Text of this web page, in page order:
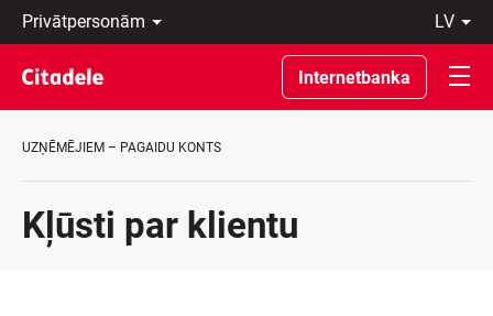
Privātpersonām
Uzņēmumiem
Private
Banking
Par
C
lv
Latviski
По-
русски
In
Internetbanka
UZŅĒMĒJIEM – PAGAIDU KONTS
Kļūsti par klientu